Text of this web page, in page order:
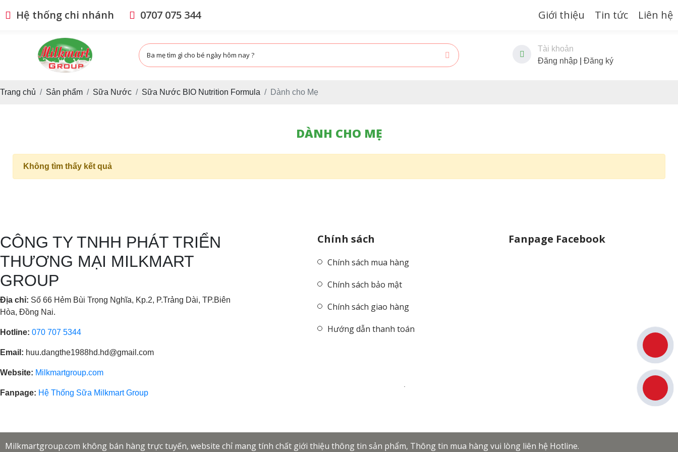
Hệ thống chi nhánh 0707 075 344 Giới thiệu Tin tức Liên hệ
Tài khoản
Đăng nhập |Đăng ký
Trang chủ Sản phẩm Sữa Nước Sữa Nước BIO Nutrition Formula Dành cho Mẹ
DÀNH CHO MẸ
Không tìm thấy kết quả
CÔNG TY TNHH PHÁT TRIỂN
THƯƠNG MẠI MILKMART
GROUP
Địa chỉ: Số 66 Hẻm Bùi Trọng Nghĩa, Kp.2, P.Trảng Dài, TP.Biên
Hòa, Đồng Nai.
Hotline: 070 707 5344
Email: huu.dangthe1988hd.hd@gmail.com
Website: Milkmartgroup.com
Fanpage: Hệ Thống Sữa Milkmart Group
Chính sách
Chính sách mua hàng
Chính sách bảo mật
Chính sách giao hàng
Hướng dẫn thanh toán
Fanpage Facebook
Milkmartgroup.com không bán hàng trực tuyến, website chỉ mang tính chất giới thiệu thông tin sản phẩm, Thông tin mua hàng vui lòng liên hệ Hotline.